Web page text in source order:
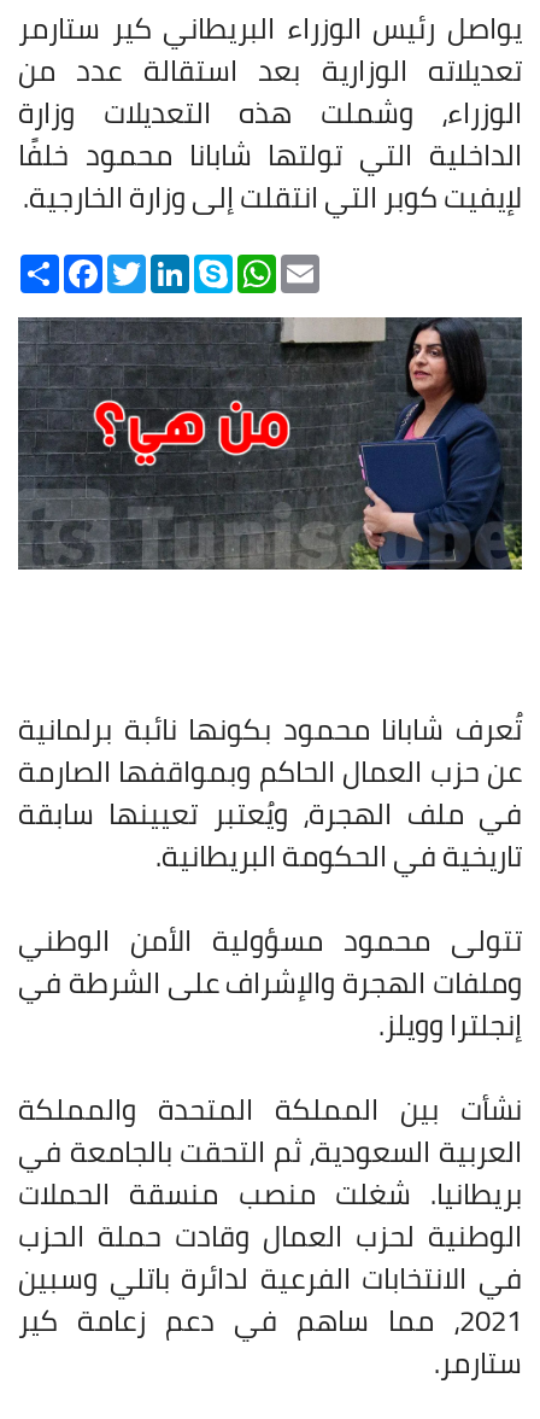
يواصل رئيس الوزراء البريطاني كير ستارمر
تعديلاته الوزارية بعد استقالة عدد من
الوزراء، وشملت هذه التعديلات وزارة
الداخلية التي تولتها شابانا محمود خلفًا
لإيفيت كوبر التي انتقلت إلى وزارة الخارجية.
Share
FacebookTwitterLinkedInSkype
WhatsAppEmail
تُعرف شابانا محمود بكونها نائبة برلمانية
عن حزب العمال الحاكم وبمواقفها الصارمة
في ملف الهجرة، ويُعتبر تعيينها سابقة
تاريخية في الحكومة البريطانية.
تتولى محمود مسؤولية الأمن الوطني
وملفات الهجرة والإشراف على الشرطة في
إنجلترا وويلز.
نشأت بين المملكة المتحدة والمملكة
العربية السعودية، ثم التحقت بالجامعة في
بريطانيا. شغلت منصب منسقة الحملات
الوطنية لحزب العمال وقادت حملة الحزب
في الانتخابات الفرعية لدائرة باتلي وسبين
2021، مما ساهم في دعم زعامة كير
ستارمر.